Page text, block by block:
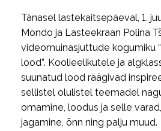
Tänasel lastekaitsepäeval, 1.
Mondo ja Lasteekraan Polina
videomuinasjuttude kogumiku
lood”. Koolieelikutele ja
suunatud lood räägivad
sellistel olulistel teemadel
omamine, loodus ja selle
jagamine, õnn ning palju